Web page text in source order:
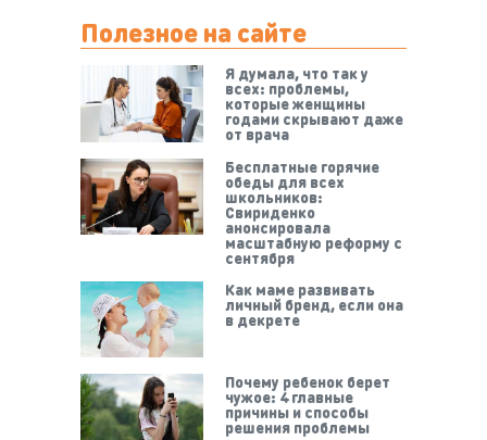
Полезное на сайте
Я думала, что так у
всех: проблемы,
которые женщины
годами скрывают даже
от врача
Бесплатные горячие
обеды для всех
школьников:
Свириденко
анонсировала
масштабную реформу с
сентября
Как маме развивать
личный бренд, если она
в декрете
Почему ребенок берет
чужое: 4 главные
причины и способы
решения проблемы